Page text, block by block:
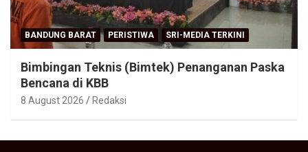
BANDUNG BARAT PERISTIWA SRI-MEDIA TERKINI
Bimbingan Teknis (Bimtek) Penanganan Paska
Bencana di KBB
8 August 2026 Redaksi